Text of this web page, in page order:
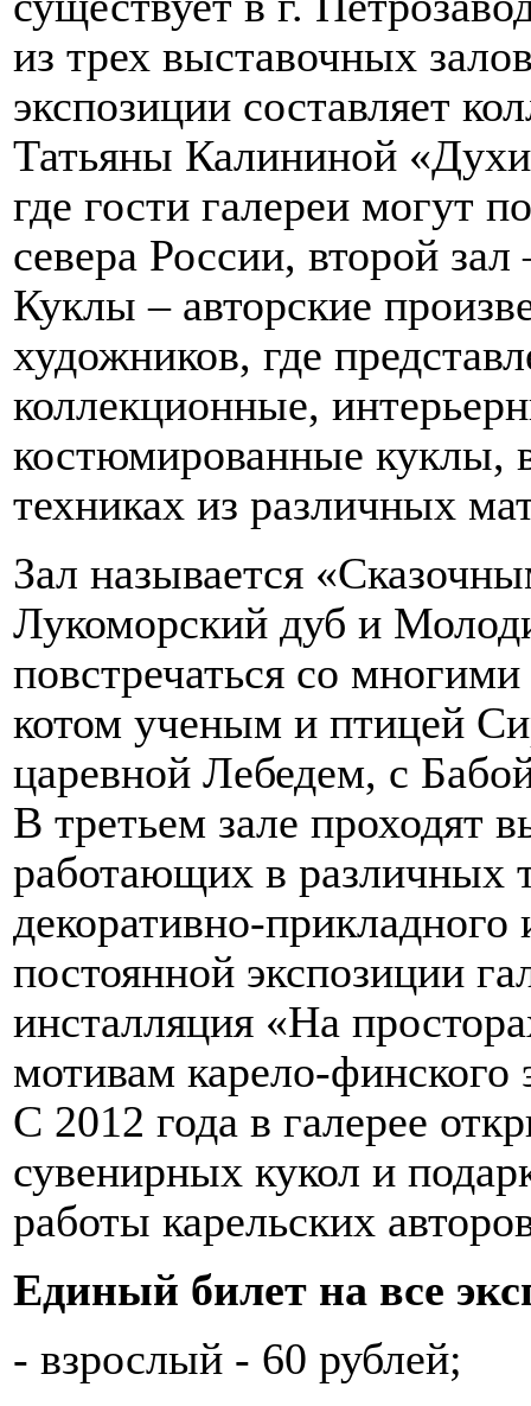
из трех выставочных
экспозиции составляет
Татьяны Калининой
где гости галереи могут
севера России, второй
Куклы – авторские
художников, где
коллекционные,
костюмированные куклы,
техниках из различных
Зал называется
Лукоморский дуб и
повстречаться со
котом ученым и птицей
царевной Лебедем, с
В третьем зале проходят
работающих в различных
декоративно-прикладного
постоянной экспозиции
инсталляция «На
мотивам карело-финского
С 2012 года в галерее
сувенирных кукол и
работы карельских
Единый билет на все
- взрослый - 60 рублей;